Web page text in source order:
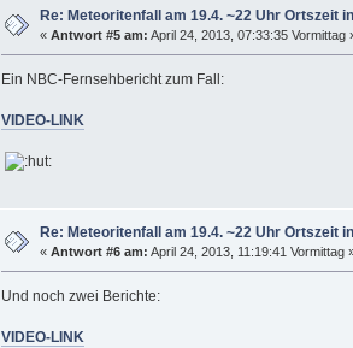
Re: Meteoritenfall am 19.4. ~22 Uhr Ortszeit
« Antwort #5 am: April 24, 2013, 07:33:35 Vormittag
Ein NBC-Fernsehbericht zum Fall:
VIDEO-LINK
Re: Meteoritenfall am 19.4. ~22 Uhr Ortszeit
« Antwort #6 am: April 24, 2013, 11:19:41 Vormittag
Und noch zwei Berichte:
VIDEO-LINK